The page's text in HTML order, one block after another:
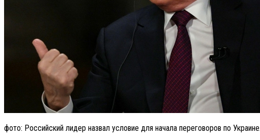
фото: Российский лидер назвал условие для начала переговоров по Украине.